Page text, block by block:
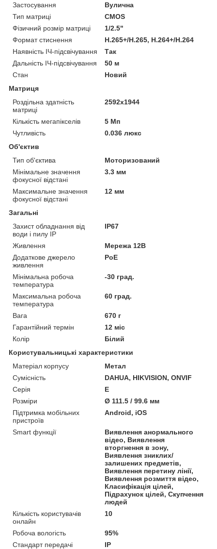
Застосування
Вулична
Тип матриці
CMOS
Фізичний розмір матриці
1/2.5"
Формат стиснення
H.265+/H.265, H.264+/H.264
Наявність ІЧ-підсвічування
Так
Дальність ІЧ-підсвічування
50 м
Стан
Новий
Матриця
Роздільна здатність
матриці
2592x1944
Кількість мегапікселів
5 Мп
Чутливість
0.036 люкс
Об'єктив
Тип об'єктива
Моторизований
Мінімальне значення
фокусної відстані
3.3 мм
Максимальне значення
фокусної відстані
12 мм
Загальні
Захист обладнання від
води і пилу IP
IP67
Живлення
Мережа 12В
Додаткове джерело
живлення
PoE
Мінімальна робоча
температура
-30 град.
Максимальна робоча
температура
60 град.
Вага
670 г
Гарантійний термін
12 міс
Колір
Білий
Користувальницькі характеристики
Матеріал корпусу
Метал
Сумісність
DAHUA, HIKVISION, ONVIF
Серія
E
Розміри
Ø 111.5 / 99.6 мм
Підтримка мобільних
пристроїв
Android, iOS
Smart функції
Виявлення анормального
відео, Виявлення
вторгнення в зону,
Виявлення зниклих/
залишених предметів,
Виявлення перетину лінії,
Виявлення розмиття відео,
Класифікація цілей,
Підрахунок цілей, Скупчення
людей
Кількість користувачів
онлайн
10
Робоча вологість
95%
Стандарт передачі
IP